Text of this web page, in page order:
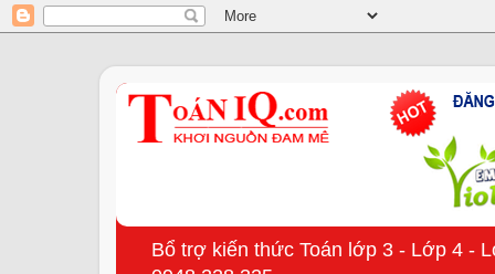
Bổ trợ kiến thức Toán lớp 3 - Lớp 4 -